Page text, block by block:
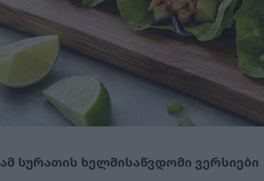
ამ სურათის ხელმისაწვდომი ვერსიები